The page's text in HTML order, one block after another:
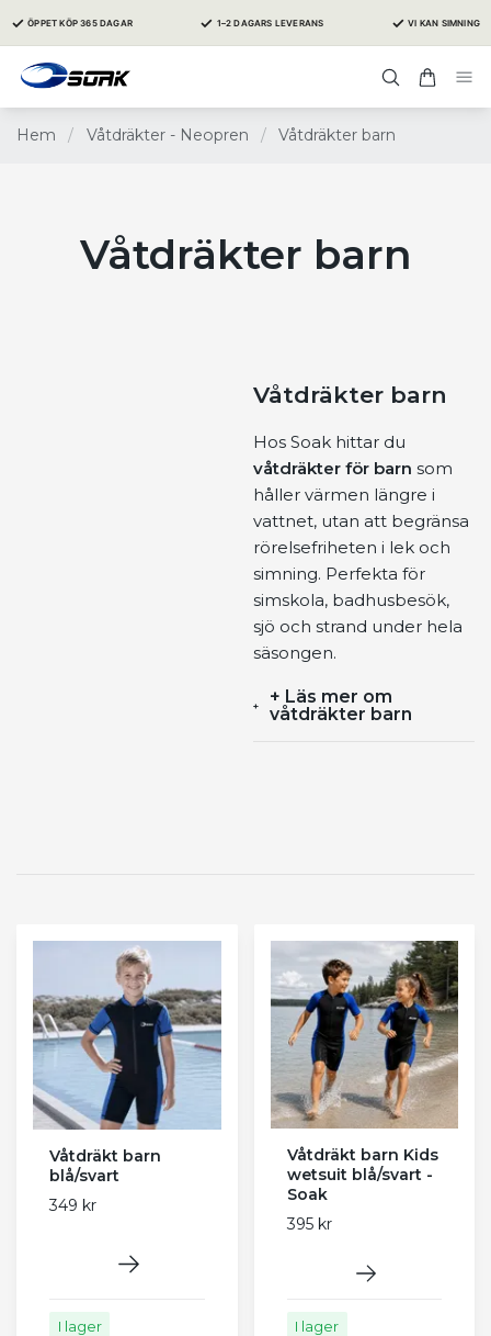
✓ ÖPPET KÖP 365 DAGAR ✓ 1–2 DAGARS LEVERANS ✓ VI KAN SIMNING
Hem / Våtdräkter - Neopren / Våtdräkter barn
Våtdräkter barn
Våtdräkter barn
Hos Soak hittar du
våtdräkter för barn som
håller värmen längre i
vattnet, utan att begränsa
rörelsefriheten i lek och
simning. Perfekta för
simskola, badhusbesök,
sjö och strand under hela
säsongen.
+ Läs mer om
våtdräkter barn
Våtdräkt barn
blå/svart
349 kr
I lager
Våtdräkt barn Kids
wetsuit blå/svart -
Soak
395 kr
I lager